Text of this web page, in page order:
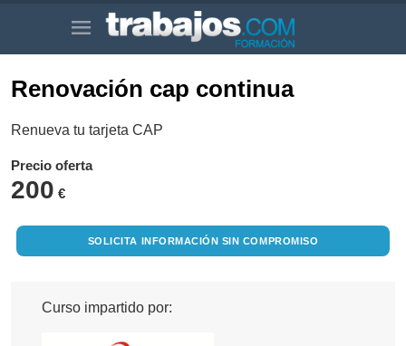
Renovación cap continua
Renueva tu tarjeta CAP
Precio oferta
200 €
SOLICITA INFORMACIÓN SIN COMPROMISO
Curso impartido por: